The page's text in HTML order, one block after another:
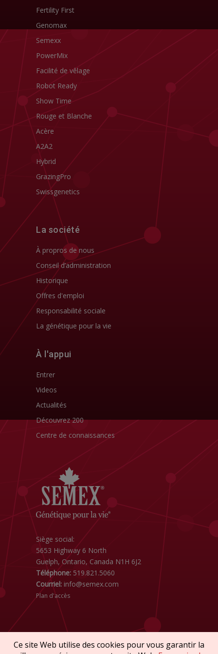
Fertility First
Genomax
Semexx
PowerMix
Facilité de vêlage
Robot Ready
Show Time
Rouge et Blanche
Acère
A2A2
Hybrid
GrazingPro
Swissgenetics
La société
À propros de nous
Conseil d’administration
Historique
Offres d'emploi
Responsabilité sociale
La génétique pour la vie
À l'appui
Entrer
Videos
Actualités
Découvrez 200
Centre de connaissances
Siège social:
5653 Highway 6 North
Guelph, Ontario, Canada N1H 6J2
Téléphone: 519.821.5060
Courriel: info@semex.com
Plan d'accès
Ce site Web utilise des cookies pour vous garantir la